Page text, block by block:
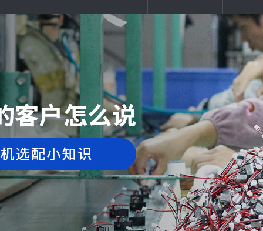
关于香蕉视频官方下载